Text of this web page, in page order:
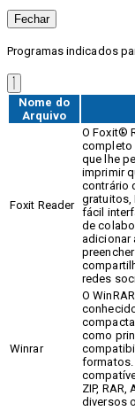
Fechar
Programas indicados
Nome do
Arquivo
Foxit Reader
O Foxit®
completo
que lhe
imprimir
contrário
gratuitos,
fácil
de
adicionar
redes
Winrar
O
como
formatos.
ZIP, RAR,
diversos